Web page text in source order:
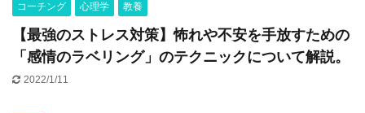
コーチング 心理学 教養
【最強のストレス対策】怖れや不安を手放すための
「感情のラベリング」のテクニックについて解説。
2022/1/11